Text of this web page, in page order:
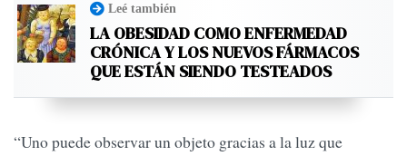
Leé también
LA OBESIDAD COMO ENFERMEDAD
CRÓNICA Y LOS NUEVOS FÁRMACOS
QUE ESTÁN SIENDO TESTEADOS
“Uno puede observar un objeto gracias a la luz que